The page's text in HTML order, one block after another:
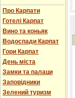
Про Карпати
Готелі Карпат
Вино та коньяк
Водоспади Карпат
Гори Карпат
День міста
Замки та палаци
Заповідники
Зелений туризм